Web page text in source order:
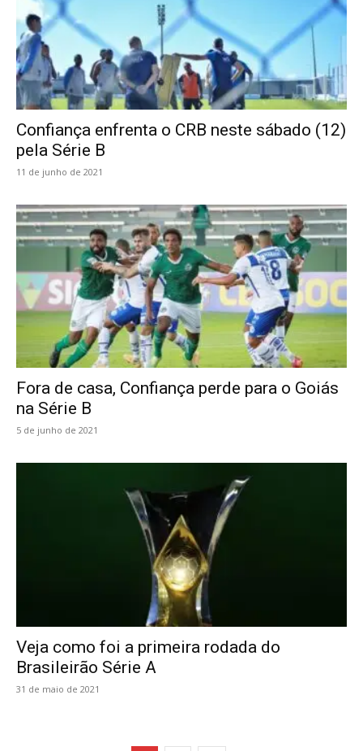
Confiança enfrenta o CRB neste sábado (12)
pela Série B
11 de junho de 2021
Fora de casa, Confiança perde para o Goiás
na Série B
5 de junho de 2021
Veja como foi a primeira rodada do
Brasileirão Série A
31 de maio de 2021